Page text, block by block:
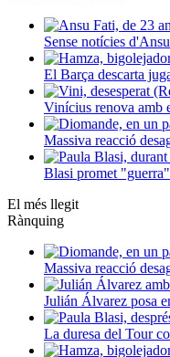
Sense notícies
El Barça descarta
Vinícius renova amb
Massiva reacció
Blasi promet
El més llegit
Rànquing
Massiva reacció
Julián Álvarez posa
La duresa del Tour